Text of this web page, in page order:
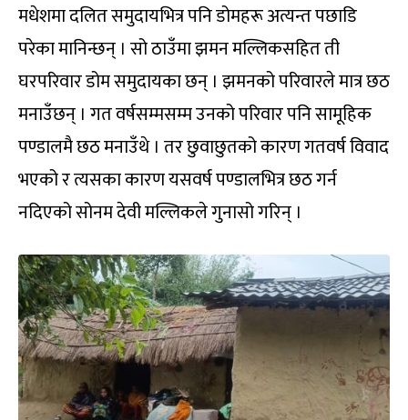
मधेशमा दलित समुदायभित्र पनि डोमहरू अत्यन्त पछाडि
परेका मानिन्छन् । सो ठाउँमा झमन मल्लिकसहित ती
घरपरिवार डोम समुदायका छन् । झमनको परिवारले मात्र छठ
मनाउँछन् । गत वर्षसम्मसम्म उनको परिवार पनि सामूहिक
पण्डालमै छठ मनाउँथे । तर छुवाछुतको कारण गतवर्ष विवाद
भएको र त्यसका कारण यसवर्ष पण्डालभित्र छठ गर्न
नदिएको सोनम देवी मल्लिकले गुनासो गरिन् ।